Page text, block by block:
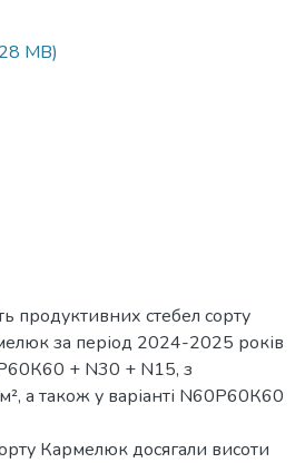
MB)
продуктивних стебел сорту
за період 2024-2025 років
+ N30 + N15, з
а також у варіанті N60Р60К60
Кармелюк досягали висоти